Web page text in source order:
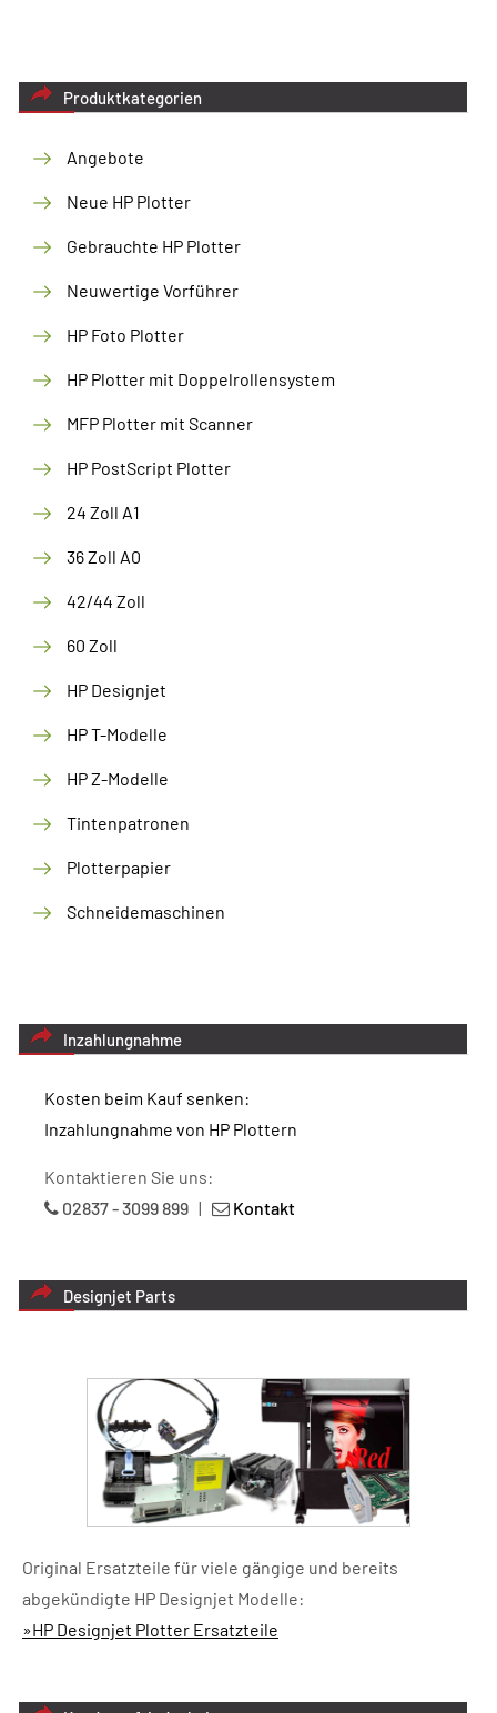
Produktkategorien
Angebote
Neue HP Plotter
Gebrauchte HP Plotter
Neuwertige Vorführer
HP Foto Plotter
HP Plotter mit Doppelrollensystem
MFP Plotter mit Scanner
HP PostScript Plotter
24 Zoll A1
36 Zoll A0
42/44 Zoll
60 Zoll
HP Designjet
HP T-Modelle
HP Z-Modelle
Tintenpatronen
Plotterpapier
Schneidemaschinen
Inzahlungnahme
Kosten beim Kauf senken:
Inzahlungnahme von HP Plottern
Kontaktieren Sie uns:
02837 - 3099 899 | Kontakt
Designjet Parts
Original Ersatzteile für viele gängige und bereits
abgekündigte HP Designjet Modelle:
»HP Designjet Plotter Ersatzteile